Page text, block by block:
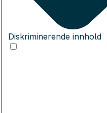
Diskriminerende innhold